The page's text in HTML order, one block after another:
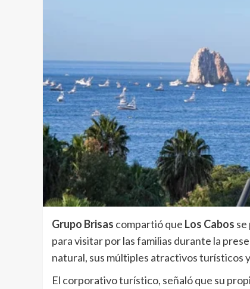
Grupo Brisas compartió que Los Cabos se
para visitar por las familias durante la
natural, sus múltiples atractivos turísticos
El corporativo turístico, señaló que su